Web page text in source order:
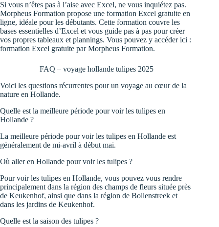
Si vous n’êtes pas à l’aise avec Excel, ne vous inquiétez pas.
Morpheus Formation propose une formation Excel gratuite en
ligne, idéale pour les débutants. Cette formation couvre les
bases essentielles d’Excel et vous guide pas à pas pour créer
vos propres tableaux et plannings. Vous pouvez y accéder ici :
formation Excel gratuite par Morpheus Formation.
FAQ – voyage hollande tulipes 2025
Voici les questions récurrentes pour un voyage au cœur de la
nature en Hollande.
Quelle est la meilleure période pour voir les tulipes en
Hollande ?
La meilleure période pour voir les tulipes en Hollande est
généralement de mi-avril à début mai.
Où aller en Hollande pour voir les tulipes ?
Pour voir les tulipes en Hollande, vous pouvez vous rendre
principalement dans la région des champs de fleurs située près
de Keukenhof, ainsi que dans la région de Bollenstreek et
dans les jardins de Keukenhof.
Quelle est la saison des tulipes ?